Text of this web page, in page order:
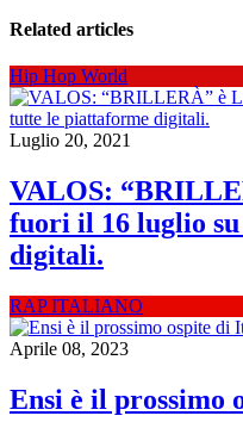
Related articles
Hip Hop World
Luglio 20, 2021
VALOS:
fuori il 16 luglio
digitali.
RAP ITALIANO
Aprile 08, 2023
Ensi è il prossimo